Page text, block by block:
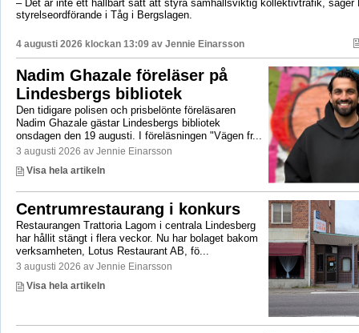
– Det är inte ett hållbart sätt att styra samhällsviktig kollektivtrafik, säger
styrelseordförande i Tåg i Bergslagen.
4 augusti 2026 klockan 13:09 av Jennie Einarsson
Nadim Ghazale föreläser på
Lindesbergs bibliotek
Den tidigare polisen och prisbelönte föreläsaren
Nadim Ghazale gästar Lindesbergs bibliotek
onsdagen den 19 augusti. I föreläsningen "Vägen fr...
3 augusti 2026 av Jennie Einarsson
Visa hela artikeln
Centrumrestaurang i konkurs
Restaurangen Trattoria Lagom i centrala Lindesberg
har hållit stängt i flera veckor. Nu har bolaget bakom
verksamheten, Lotus Restaurant AB, fö...
3 augusti 2026 av Jennie Einarsson
Visa hela artikeln